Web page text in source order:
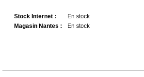
Stock Internet :
En stock
Magasin Nantes :
En stock